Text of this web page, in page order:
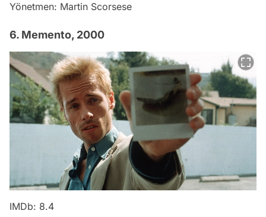
Yönetmen: Martin Scorsese
6. Memento, 2000
IMDb: 8.4